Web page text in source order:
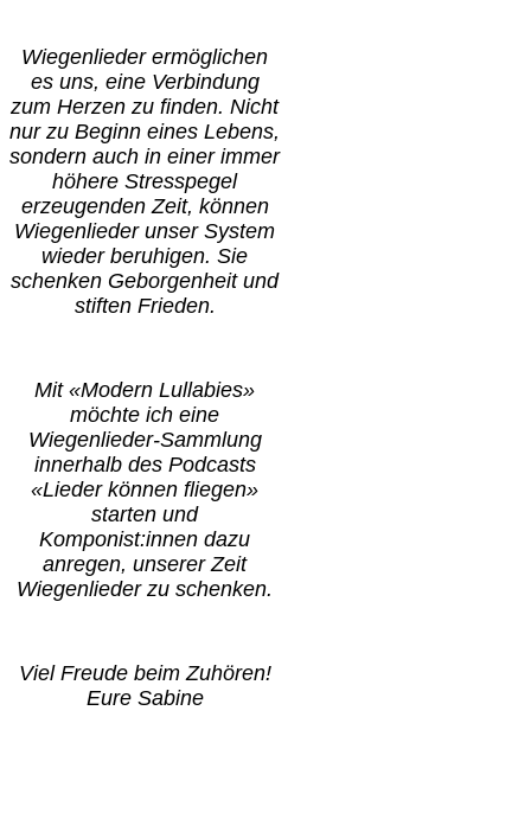
Wiegenlieder ermöglichen
es uns, eine Verbindung
zum Herzen zu finden. Nicht
nur zu Beginn eines Lebens,
sondern auch in einer immer
höhere Stresspegel
erzeugenden Zeit, können
Wiegenlieder unser System
wieder beruhigen. Sie
schenken Geborgenheit und
stiften Frieden.
Mit «Modern Lullabies»
möchte ich eine
Wiegenlieder-Sammlung
innerhalb des Podcasts
«Lieder können fliegen»
starten und
Komponist:innen dazu
anregen, unserer Zeit
Wiegenlieder zu schenken.
Viel Freude beim Zuhören!
Eure Sabine